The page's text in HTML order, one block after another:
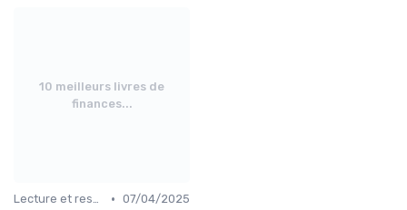
10 meilleurs livres de
finances...
Lecture et ressources pour leaders • 07/04/2025